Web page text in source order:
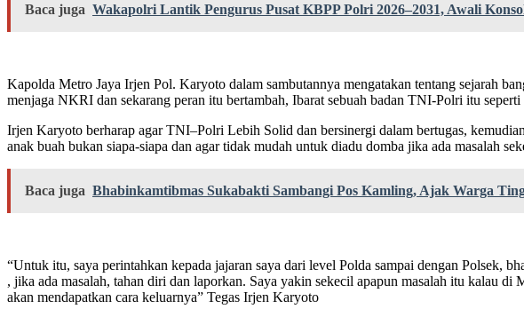
Baca juga Wakapolri Lantik Pengurus Pusat KBPP Polri 2026–2031, Awali
Kapolda Metro Jaya Irjen Pol. Karyoto dalam sambutannya mengatakan tentang sejarah
menjaga NKRI dan sekarang peran itu bertambah, Ibarat sebuah badan TNI-Polri itu
Irjen Karyoto berharap agar TNI–Polri Lebih Solid dan bersinergi dalam bertugas,
anak buah bukan siapa-siapa dan agar tidak mudah untuk diadu domba jika ada masalah
Baca juga Bhabinkamtibmas Sukabakti Sambangi Pos Kamling, Ajak Warga
“Untuk itu, saya perintahkan kepada jajaran saya dari level Polda sampai dengan Polsek,
, jika ada masalah, tahan diri dan laporkan. Saya yakin sekecil apapun masalah itu kalau
akan mendapatkan cara keluarnya” Tegas Irjen Karyoto